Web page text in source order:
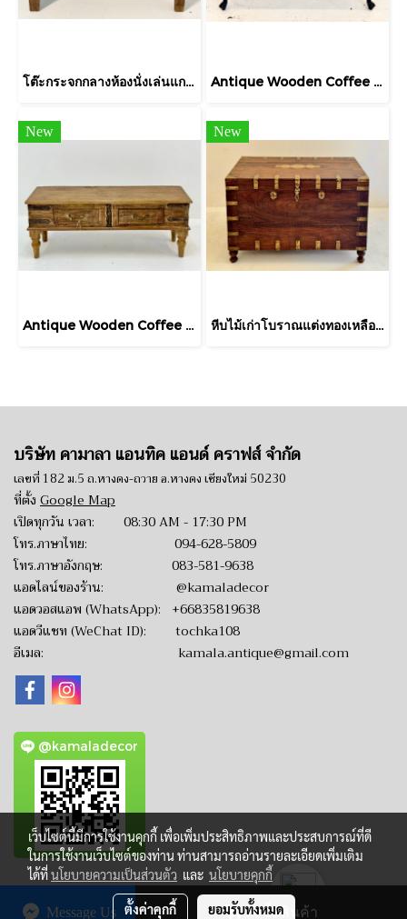
สั่งซื้อสินค้า
Message Us
โต๊ะกระจกกลางห้องนั่งเล่นแกะสลักลายทรงกลม Antique Wooden Coffee Table
New
Antique Wooden Coffee Table
New
หีบไม้เก่าโบราณแต่งทองเหลืองขากลึง
บริษัท คามาลา แอนทิค แอนด์ คราฟส์ จำกัด
เลขที่ 182 ม.5 ถ.หางดง-ถวาย อ.หางดง เชียงใหม่ 50230
ที่ตั้ง Google Map
เปิดทุกวัน เวลา: 08:30 AM - 17:30 PM
โทร.ภาษาไทย: 094-628-5809
โทร.ภาษาอังกฤษ: 083-581-9638
แอดไลน์ของร้าน: @kamaladecor
แอดวอสแอพ (WhatsApp): +66835819638
แอดวีแชท (WeChat ID): tochka108
อีเมล: kamala.antique@gmail.com
@kamaladecor
เว็บไซต์นี้มีการใช้งานคุกกี้ เพื่อเพิ่มประสิทธิภาพและประสบการณ์ที่ดี
ในการใช้งานเว็บไซต์ของท่าน ท่านสามารถอ่านรายละเอียดเพิ่มเติม
ได้ที่นโยบายความเป็นส่วนตัว และ นโยบายคุกกี้
ตั้งค่าคุกกี้ ยอมรับทั้งหมด